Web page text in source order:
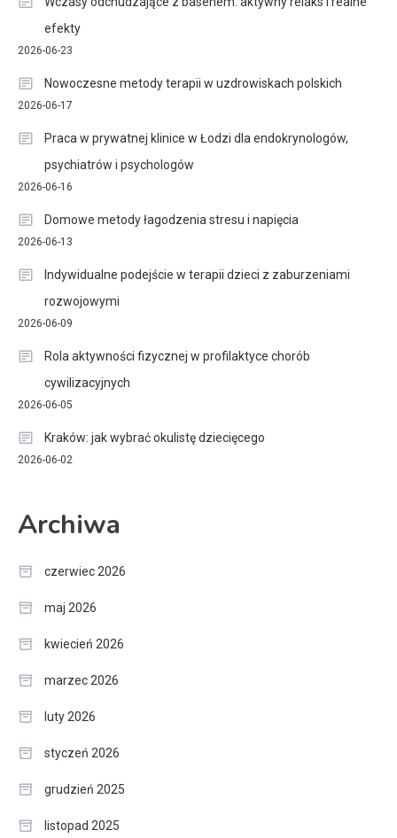
efekty
2026-06-23
Nowoczesne metody terapii w uzdrowiskach polskich
2026-06-17
Praca w prywatnej klinice w Łodzi dla endokrynologów,
psychiatrów i psychologów
2026-06-16
Domowe metody łagodzenia stresu i napięcia
2026-06-13
Indywidualne podejście w terapii dzieci z zaburzeniami
rozwojowymi
2026-06-09
Rola aktywności fizycznej w profilaktyce chorób
cywilizacyjnych
2026-06-05
Kraków: jak wybrać okulistę dziecięcego
2026-06-02
Archiwa
czerwiec 2026
maj 2026
kwiecień 2026
marzec 2026
luty 2026
styczeń 2026
grudzień 2025
listopad 2025